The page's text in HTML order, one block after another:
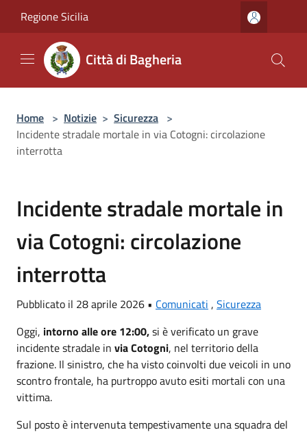
Regione Sicilia
Città di Bagheria
Home > Notizie > Sicurezza >
Incidente stradale mortale in via Cotogni: circolazione
interrotta
Incidente stradale mortale in
via Cotogni: circolazione
interrotta
Pubblicato il 28 aprile 2026 • Comunicati , Sicurezza
Oggi, intorno alle ore 12:00,si è verificato un grave
incidente stradale in via Cotogni, nel territorio della
frazione. Il sinistro, che ha visto coinvolti due veicoli in uno
scontro frontale, ha purtroppo avuto esiti mortali con una
vittima.
Sul posto è intervenuta tempestivamente una squadra del